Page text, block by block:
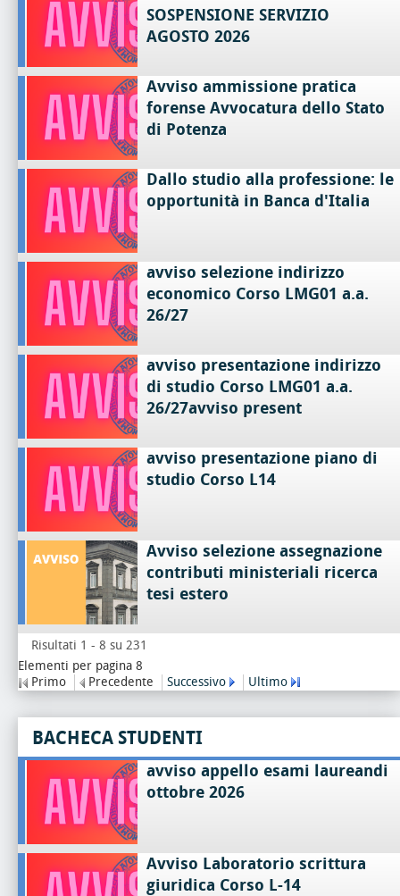
SOSPENSIONE SERVIZIO
AGOSTO 2026
Avviso ammissione pratica
forense Avvocatura dello Stato
di Potenza
Dallo studio alla professione: le
opportunità in Banca d'Italia
avviso selezione indirizzo
economico Corso LMG01 a.a.
26/27
avviso presentazione indirizzo
di studio Corso LMG01 a.a.
26/27avviso present
avviso presentazione piano di
studio Corso L14
Avviso selezione assegnazione
contributi ministeriali ricerca
tesi estero
Risultati 1 - 8 su 231
Elementi per pagina 8
Primo
Precedente Successivo Ultimo
BACHECA STUDENTI
avviso appello esami laureandi
ottobre 2026
Avviso Laboratorio scrittura
giuridica Corso L-14